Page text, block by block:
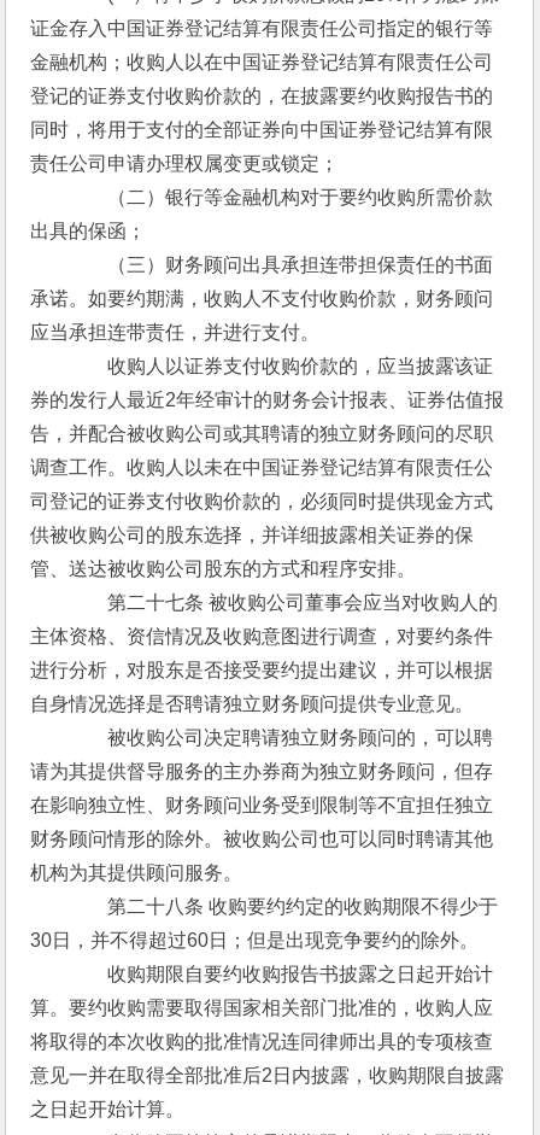
证金存入中国证券登记结算有限责任公司指定的银行等
金融机构；收购人以在中国证券登记结算有限责任公司
登记的证券支付收购价款的，在披露要约收购报告书的
同时，将用于支付的全部证券向中国证券登记结算有限
责任公司申请办理权属变更或锁定；
（二）银行等金融机构对于要约收购所需价款
出具的保函；
（三）财务顾问出具承担连带担保责任的书面
承诺。如要约期满，收购人不支付收购价款，财务顾问
应当承担连带责任，并进行支付。
收购人以证券支付收购价款的，应当披露该证
券的发行人最近2年经审计的财务会计报表、证券估值报
告，并配合被收购公司或其聘请的独立财务顾问的尽职
调查工作。收购人以未在中国证券登记结算有限责任公
司登记的证券支付收购价款的，必须同时提供现金方式
供被收购公司的股东选择，并详细披露相关证券的保
管、送达被收购公司股东的方式和程序安排。
第二十七条 被收购公司董事会应当对收购人的
主体资格、资信情况及收购意图进行调查，对要约条件
进行分析，对股东是否接受要约提出建议，并可以根据
自身情况选择是否聘请独立财务顾问提供专业意见。
被收购公司决定聘请独立财务顾问的，可以聘
请为其提供督导服务的主办券商为独立财务顾问，但存
在影响独立性、财务顾问业务受到限制等不宜担任独立
财务顾问情形的除外。被收购公司也可以同时聘请其他
机构为其提供顾问服务。
第二十八条 收购要约约定的收购期限不得少于
30日，并不得超过60日；但是出现竞争要约的除外。
收购期限自要约收购报告书披露之日起开始计
算。要约收购需要取得国家相关部门批准的，收购人应
将取得的本次收购的批准情况连同律师出具的专项核查
意见一并在取得全部批准后2日内披露，收购期限自披露
之日起开始计算。